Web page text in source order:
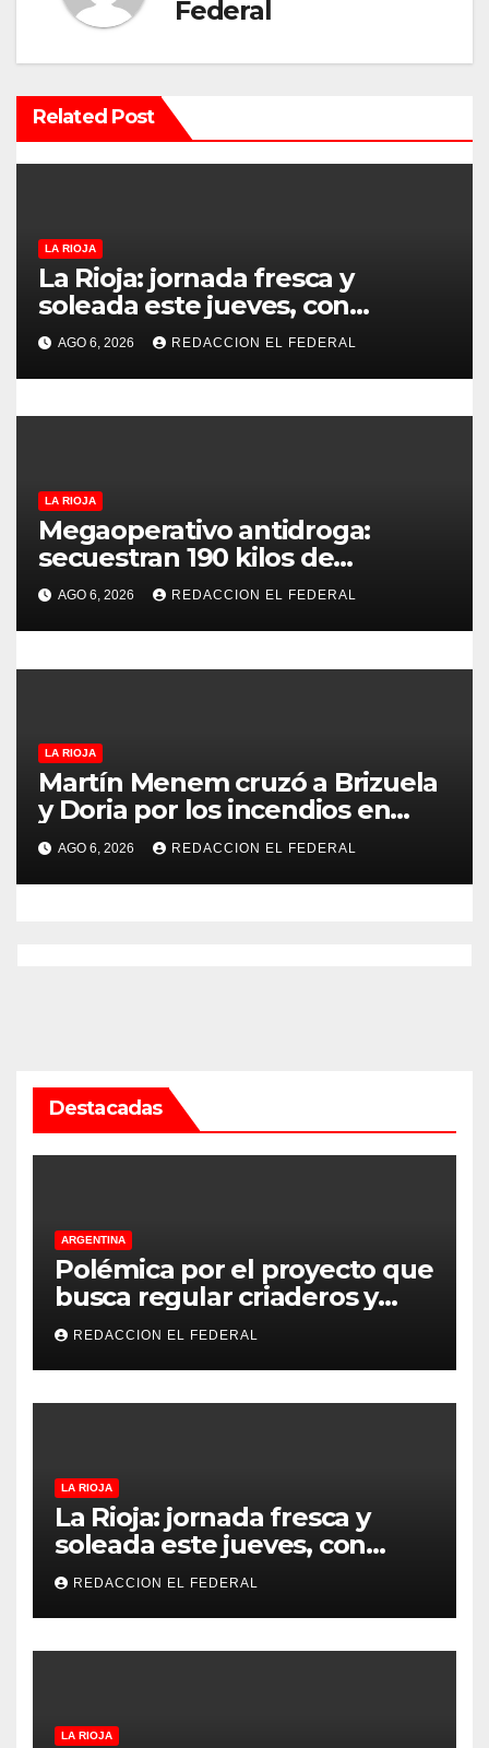
c
i
ó
n
e
e
n
t
r
d
a
s
Federal
Related Post
LA RIOJA
La Rioja: jornada fresca y
soleada este jueves, con
temperaturas estables para el
viernes
AGO 6, 2026 REDACCION EL FEDERAL
LA RIOJA
Megaoperativo antidroga:
secuestran 190 kilos de
marihuana que tenían como
destino La Rioja y Catamarca
AGO 6, 2026 REDACCION EL FEDERAL
LA RIOJA
Martín Menem cruzó a Brizuela
y Doria por los incendios en
Guanchín: “Miente
descaradamente”
AGO 6, 2026 REDACCION EL FEDERAL
Destacadas
ARGENTINA
Polémica por el proyecto que
busca regular criaderos y
refugios de perros y gatos:
denuncian excesos, mientras
proteccionistas reclaman
controles más duros
REDACCION EL FEDERAL
LA RIOJA
La Rioja: jornada fresca y
soleada este jueves, con
temperaturas estables para
el viernes
REDACCION EL FEDERAL
LA RIOJA